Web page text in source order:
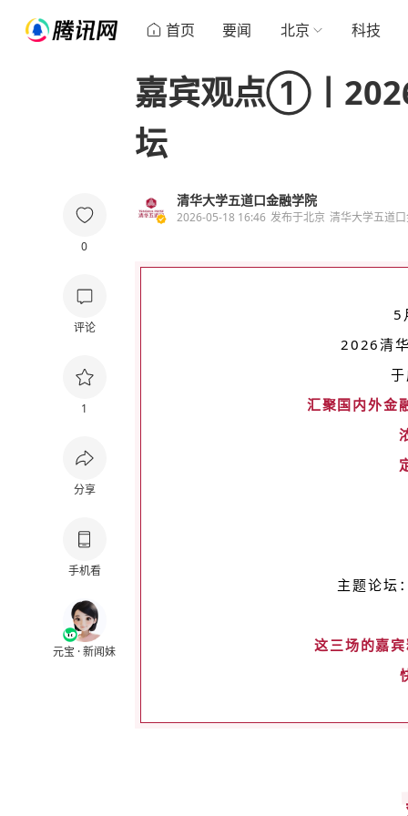
首页 要闻 北京 科技
0
评论
1
分享
手机看
元宝 · 新闻妹
嘉宾观点①丨
坛
清华大学五道口金融学院
2026-05-18 16:46 发布于北京 清华大学五道
5
2026清
汇聚国内外金
主题论坛
这三场的嘉